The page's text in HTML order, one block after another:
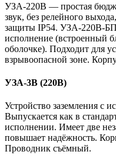
УЗА-220В — простая
звук, без релейного
защиты IP54. УЗА-220В-
исполнение (встроенный
оболочке). Подходит для
взрывоопасной зоне.
УЗА-3В (220В)
Устройство заземления с
Выпускается как в
исполнении. Имеет две
повышает надёжность.
Проводник съёмный.